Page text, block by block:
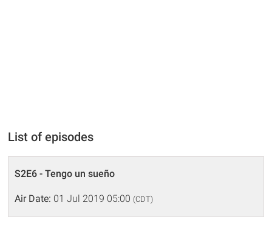
List of episodes
S2E6 - Tengo un sueño
Air Date: 01 Jul 2019 05:00 (CDT)